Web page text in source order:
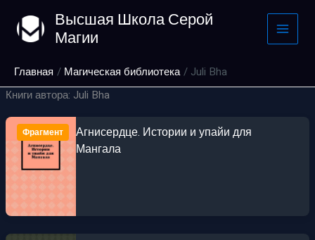
содержимому
Высшая Школа Серой
Магии
Главная Магическая библиотека
Juli Bha
Книги автора: Juli Bha
Фрагмент
Агнисердце. Истории и упайи для
Мангала